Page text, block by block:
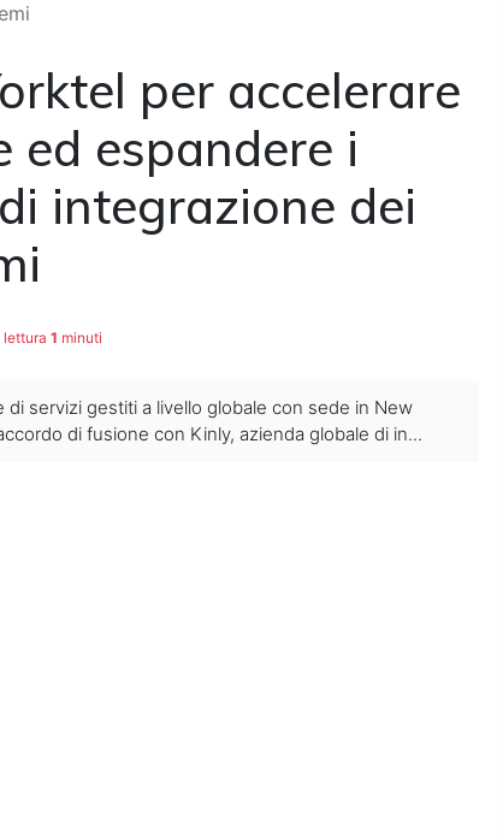
per accelerare
ed espandere i
integrazione dei
lettura 1 minuti
servizi gestiti a livello globale con sede in New
di fusione con Kinly, azienda globale di in...